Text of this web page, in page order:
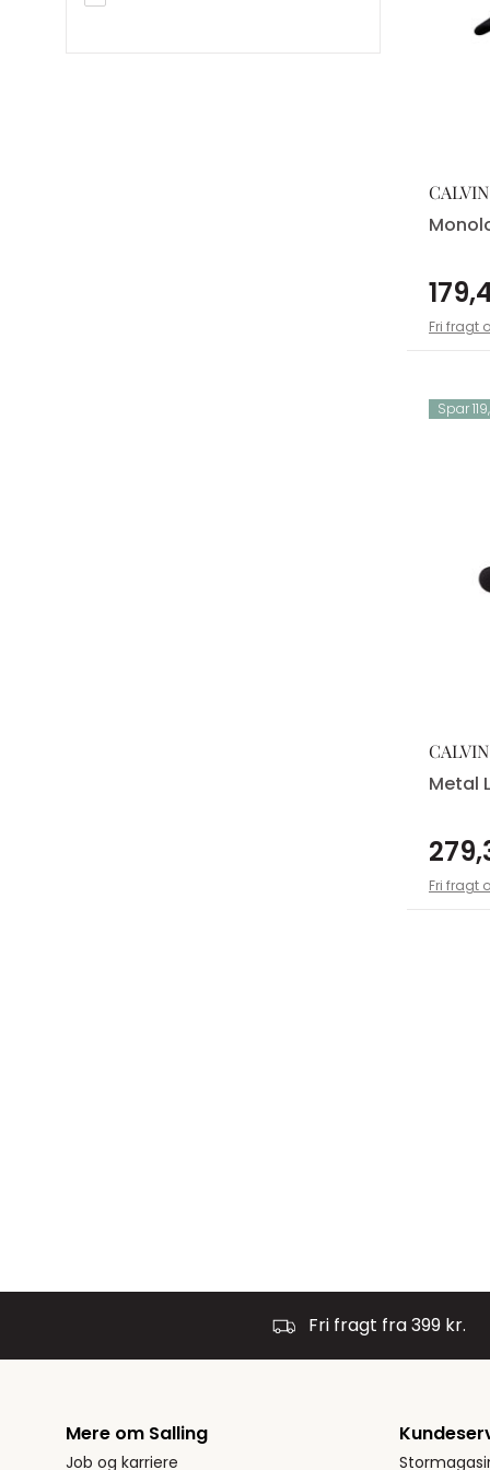
Fri fragt
Spar
Metal
Fri fragt
Fri fragt fra 399 kr.
Mere om Salling
Job og karriere